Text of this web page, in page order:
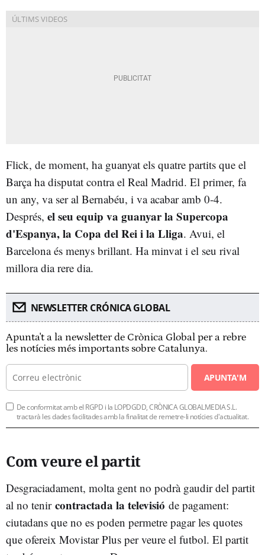
Flick, de moment, ha guanyat els quatre partits que el
Barça ha disputat contra el Real Madrid. El primer, fa
un any, va ser al Bernabéu, i va acabar amb 0-4.
Després, el seu equip va guanyar la Supercopa
d'Espanya, la Copa del Rei i la Lliga. Avui, el
Barcelona és menys brillant. Ha minvat i el seu rival
millora dia rere dia.
NEWSLETTER CRÓNICA GLOBAL
Apunta't a la newsletter de Crònica Global per a rebre
les notícies més importants sobre Catalunya.
APUNTA'M
De conformitat amb el RGPD i la LOPDGDD, CRÒNICA GLOBALMEDIA S.L.
tractarà les dades facilitades amb la finalitat de remetre-li notícies d'actualitat.
Com veure el partit
Desgraciadament, molta gent no podrà gaudir del partit
al no tenir contractada la televisió de pagament:
ciutadans que no es poden permetre pagar les quotes
que ofereix Movistar Plus per veure el futbol. El partit